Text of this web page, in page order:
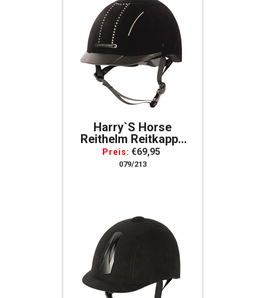
Harry`s Horse
Reithelm Reitkappe
Eclipse Crystal Mit
Kristallen Verstellbar
Preis: €69,95
079/213